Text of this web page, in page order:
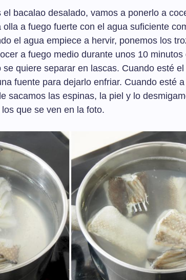
el bacalao desalado, vamos a ponerlo a
olla a fuego fuerte con el agua suficiente
el agua empiece a hervir, ponemos los
a fuego medio durante unos 10 minutos
quiere separar en lascas. Cuando esté
fuente para dejarlo enfriar. Cuando esté a
sacamos las espinas, la piel y lo
que se ven en la foto.